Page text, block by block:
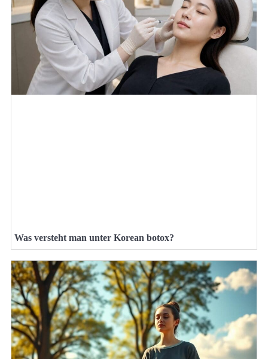
Was versteht man unter Korean botox?